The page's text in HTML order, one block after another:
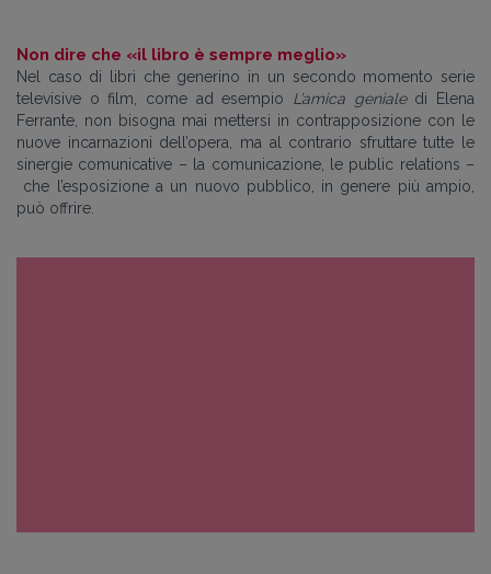
Non dire che «il libro è sempre meglio»
Nel caso di libri che generino in un secondo momento serie
televisive o film, come ad esempio L’amica genialedi Elena
Ferrante, non bisogna mai mettersi in contrapposizione con le
nuove incarnazioni dell’opera, ma al contrario sfruttare tutte le
sinergie comunicative – la comunicazione, le public relations –
che l’esposizione a un nuovo pubblico, in genere più ampio,
può offrire.